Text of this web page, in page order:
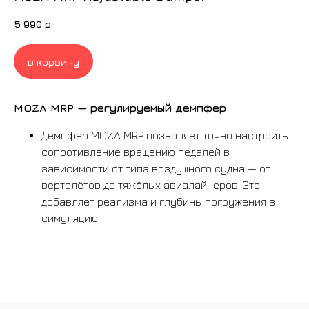
5 990 р.
в корзину
MOZA MRP — регулируемый демпфер
Демпфер MOZA MRP позволяет точно настроить
сопротивление вращению педалей в
зависимости от типа воздушного судна — от
вертолётов до тяжёлых авиалайнеров. Это
добавляет реализма и глубины погружения в
симуляцию.